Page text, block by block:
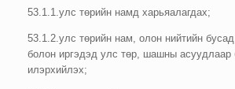
53.1.1.улс төрийн намд харьяалагдах;
53.1.2.улс төрийн нам, олон нийтийн
болон иргэдэд улс төр, шашны асуудлаар
илэрхийлэх;